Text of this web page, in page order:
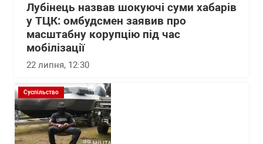
Лубінець назвав шокуючі суми хабарів
у ТЦК: омбудсмен заявив про
масштабну корупцію під час
мобілізації
22 липня, 12:30
Суспільство